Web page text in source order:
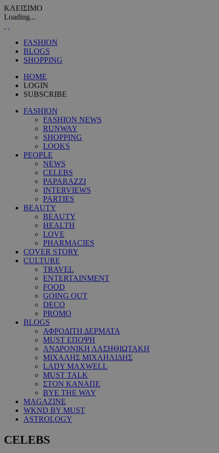
ΚΛΕΙΣΙΜΟ
Loading...
FASHION
BLOGS
SHOPPING
HOME
LOGIN
SUBSCRIBE
FASHION
FASHION NEWS
RUNWAY
SHOPPING
LOOKS
PEOPLE
NEWS
CELEBS
PAPARAZZI
INTERVIEWS
PARTIES
BEAUTY
BEAUTY
HEALTH
LOVE
PHARMACIES
COVER STORY
CULTURE
TRAVEL
ENTERTAINMENT
FOOD
GOING OUT
DECO
PROMO
BLOGS
ΑΦΡΟΔΙΤΗ ΔΕΡΜΑΤΑ
MUST ΕΠΟΨΗ
ΑΝΔΡΟΝΙΚΗ ΛΑΣΗΘΙΩΤΑΚΗ
ΜΙΧΑΛΗΣ ΜΙΧΑΗΛΙΔΗΣ
LADY MAXWELL
MUST TALK
ΣΤΟΝ ΚΑΝΑΠΕ
BYE THE WAY
MAGAZINE
WKND BY MUST
ASTROLOGY
CELEBS